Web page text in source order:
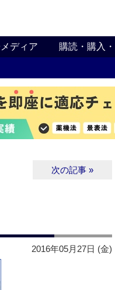
ディア 購読・購入
次の記事 »
2016年05月27日 (金)